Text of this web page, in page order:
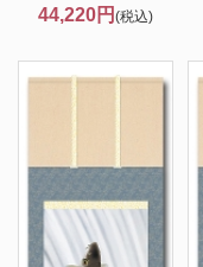
44,220円(税込)